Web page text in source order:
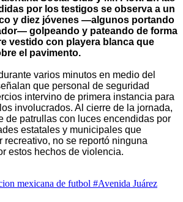
por los testigos se observa a un
y diez jóvenes —algunos portando
golpeando y pateando de forma
vestido con playera blanca que
el pavimento.
varios minutos en medio del
que personal de seguridad
intervino de primera instancia para
involucrados. Al cierre de la jornada,
de patrullas con luces encendidas por
estatales y municipales que
recreativo, no se reportó ninguna
estos hechos de violencia.
mexicana de futbol #Avenida Juárez